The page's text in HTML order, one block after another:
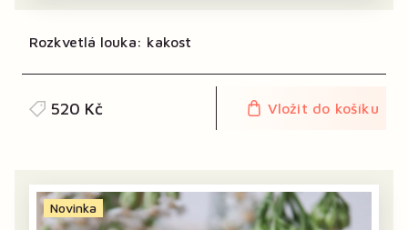
Rozkvetlá louka: kakost
520 Kč Vložit do košíku
Novinka